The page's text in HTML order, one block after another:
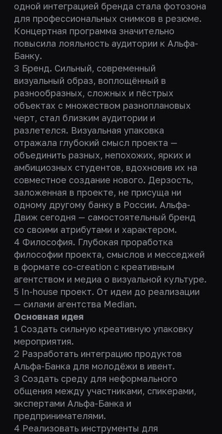
одной интеграцией бренда стала фотозона
для профессиональных снимков в резюме.
Концертная программа значительно
повысила лояльность аудитории к Альфа-
Банку.
3 Бренд. Сильный, современный
визуальный образ, воплощённый в
разнообразных, сложных и пёстрых
объектах с множеством разноплановых
черт, стал близким аудитории и
разлетелся. Визуальная упаковка
отражала глубокий смысл проекта —
объединить разных, непохожих, ярких и
амбициозных студентов, вдохновив их на
совместное создание нового. Дерзость,
заложенная в проекте, не присуща ни
одному другому банку в России. Альфа-
Движ сегодня — самостоятельный бренд
со своими атрибутами и характером.
4 Философия. Глубокая проработка
философии проекта, смыслов и месседжей
в формате со-creation с креативным
агентством и медиа о визуальной культуре.
5 In-house проект. От идеи до реализации
— силами агентства Median.
Основная идея
1 Создать сильную креативную упаковку
мероприятия.
2 Разработать интеграцию продуктов
Альфа-Банка для молодёжи в ивент.
3 Создать среду для неформального
общения между участниками, спикерами,
экспертами Альфа-Банка и
предпринимателями.
4 Реализовать инструменты для